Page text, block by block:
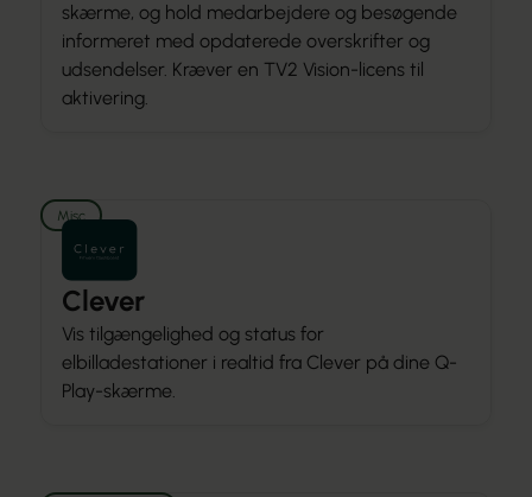
skærme, og hold medarbejdere og besøgende
informeret med opdaterede overskrifter og
udsendelser. Kræver en TV2 Vision-licens til
aktivering.
Misc
Clever
Vis tilgængelighed og status for
elbilladestationer i realtid fra Clever på dine Q-
Play-skærme.